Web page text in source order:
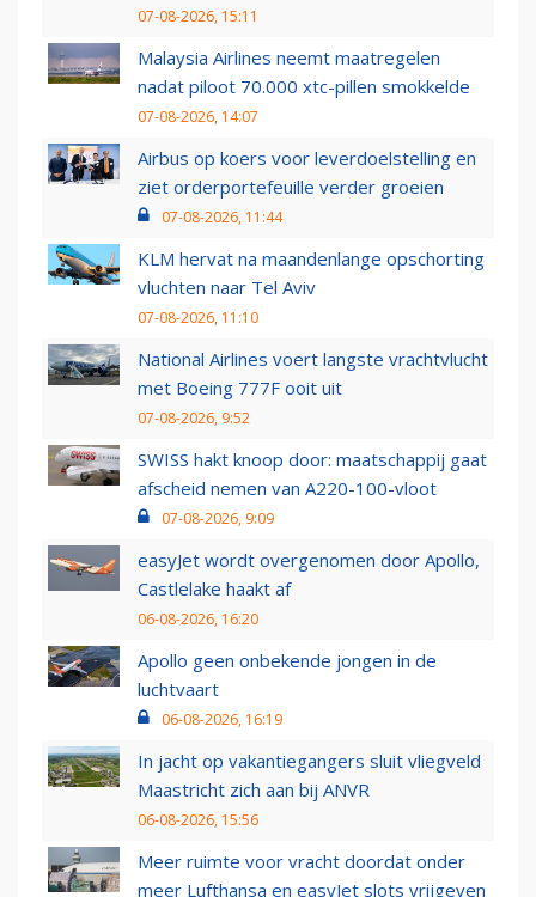
07-08-2026, 15:11
Malaysia Airlines neemt maatregelen
nadat piloot 70.000 xtc-pillen smokkelde
07-08-2026, 14:07
Airbus op koers voor leverdoelstelling en
ziet orderportefeuille verder groeien
07-08-2026, 11:44
KLM hervat na maandenlange opschorting
vluchten naar Tel Aviv
07-08-2026, 11:10
National Airlines voert langste vrachtvlucht
met Boeing 777F ooit uit
07-08-2026, 9:52
SWISS hakt knoop door: maatschappij gaat
afscheid nemen van A220-100-vloot
07-08-2026, 9:09
easyJet wordt overgenomen door Apollo,
Castlelake haakt af
06-08-2026, 16:20
Apollo geen onbekende jongen in de
luchtvaart
06-08-2026, 16:19
In jacht op vakantiegangers sluit vliegveld
Maastricht zich aan bij ANVR
06-08-2026, 15:56
Meer ruimte voor vracht doordat onder
meer Lufthansa en easyJet slots vrijgeven